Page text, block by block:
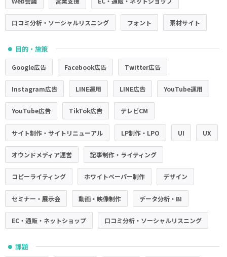
口コミ分析・ソーシャルリスニング フォント 素材サイト
● 目的・施策
Google広告 Facebook広告 Twitter広告
Instagram広告 LINE運用 LINE広告 YouTube運用
YouTube広告 TikTok広告 テレビCM
サイト制作・サイトリニューアル LP制作・LPO UI UX
オウンドメディア運営 記事制作・ライティング
コピーライティング ホワイトペーパー制作 デザイン
セミナー・展示会 動画・映像制作 データ分析・BI
EC・通販・ネットショップ 口コミ分析・ソーシャルリスニング
● 課題